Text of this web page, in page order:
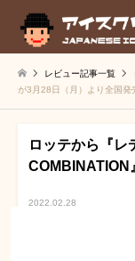
レビュー記事一覧
が3月28日（月）より全国発
ロッテから『レ
COMBINATION
2022.02.28